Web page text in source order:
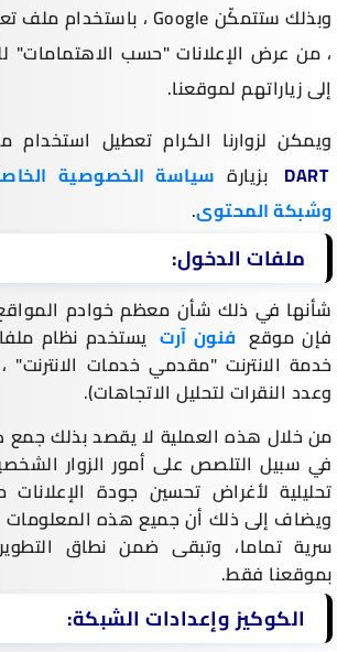
وبذلك ستتمكّن Google ، باستخدام ملف تعريف الارتباط
، من عرض الإعلانات "حسب الاهتمامات"
إلى زياراتهم لموقعنا.
ويمكن لزوارنا الكرام تعطيل استخدام
DART بزيارة
وشبكة المحتوى.
ملفات الدخول:
شأنها في ذلك شأن معظم خوادم
فإن موقع فنون آرت يستخدم نظام
خدمة الانترنت "مقدمي خدمات الانترنت"
وعدد النقرات لتحليل الاتجاهات).
من خلال هذه العملية لا يقصد بذلك
في سبيل التلصص على أمور الزوار
تحليلية لأغراض تحسين جودة
ويضاف إلى ذلك أن جميع هذه المعلومات
سرية تماما، وتبقى ضمن نطاق
بموقعنا فقط.
الكوكيز وإعدادات الشبكة: